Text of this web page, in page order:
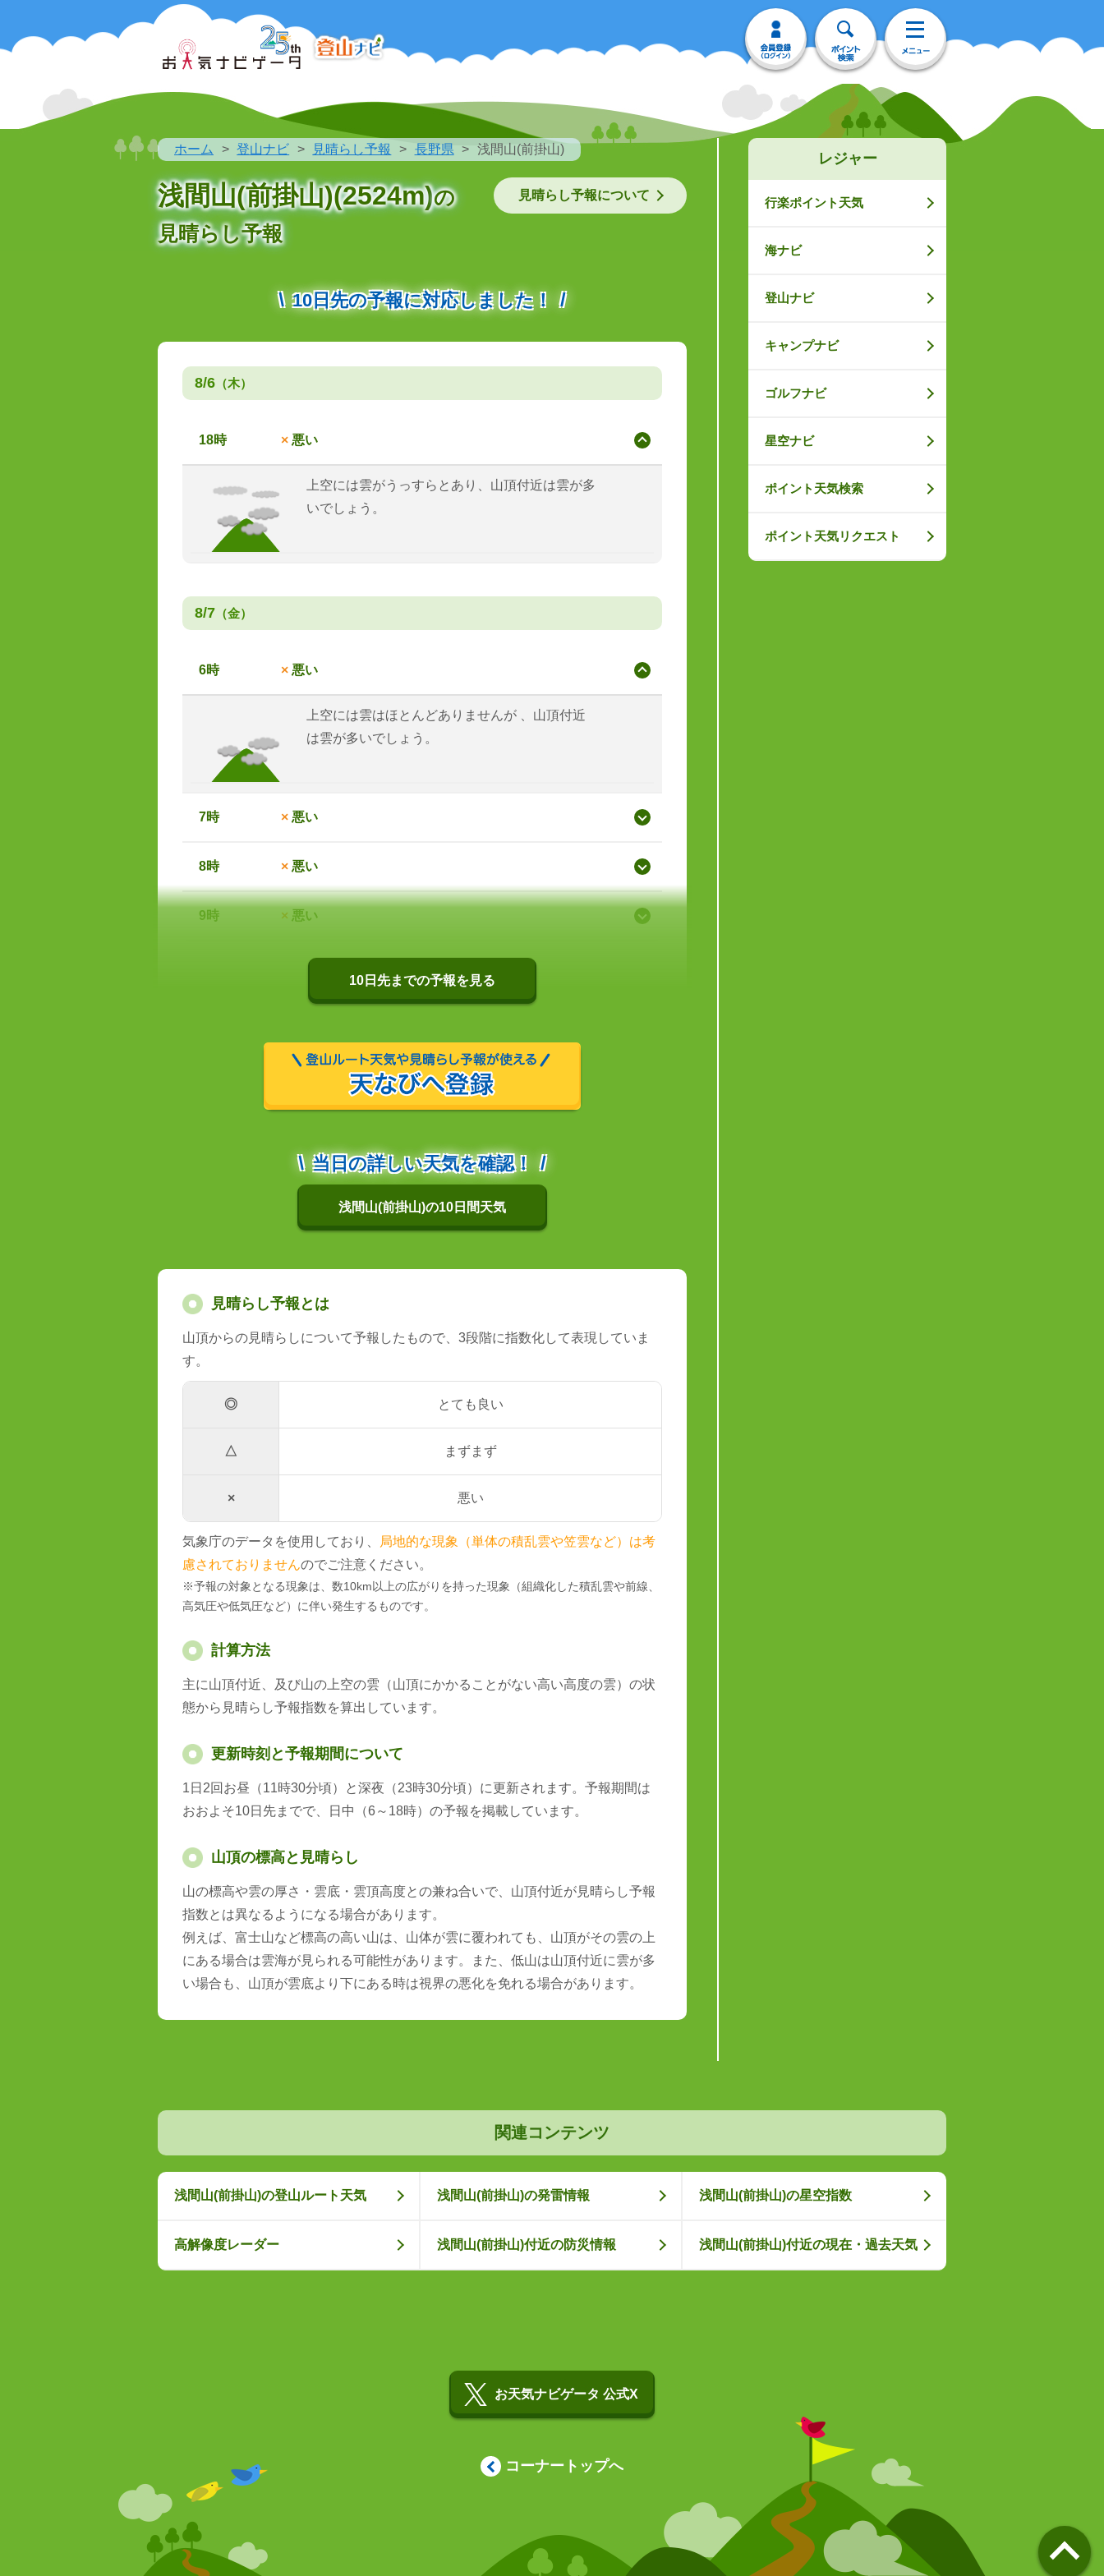
ホーム 登山ナビ 見晴らし予報 長野県 浅間山(前掛山)
浅間山(前掛山)(2524m)の
見晴らし予報
見晴らし予報について
10日先の予報に対応しました！
8/6 （木）
18時 × 悪い
上空には雲がうっすらとあり、山頂付近は雲が多
いでしょう。
8/7 （金）
6時 × 悪い
上空には雲はほとんどありませんが 、山頂付近
は雲が多いでしょう。
7時 × 悪い
8時 × 悪い
9時 × 悪い
10日先までの予報を見る
当日の詳しい天気を確認！
浅間山(前掛山)の10日間天気
見晴らし予報とは
山頂からの見晴らしについて予報したもので、3段階に指数化して表現していま
す。
◎ とても良い
△ まずまず
× 悪い
気象庁のデータを使用しており、
局地的な現象（単体の積乱雲や笠雲など）は考
慮されておりませんのでご注意ください。
※予報の対象となる現象は、数10km以上の広がりを持った現象（組織化した積乱雲や前線、
高気圧や低気圧など）に伴い発生するものです。
計算方法
主に山頂付近、及び山の上空の雲（山頂にかかることがない高い高度の雲）の状
態から見晴らし予報指数を算出しています。
更新時刻と予報期間について
1日2回お昼（11時30分頃）と深夜（23時30分頃）に更新されます。予報期間は
おおよそ10日先までで、日中（6～18時）の予報を掲載しています。
山頂の標高と見晴らし
山の標高や雲の厚さ・雲底・雲頂高度との兼ね合いで、山頂付近が見晴らし予報
指数とは異なるようになる場合があります。
例えば、富士山など標高の高い山は、山体が雲に覆われても、山頂がその雲の上
にある場合は雲海が見られる可能性があります。また、低山は山頂付近に雲が多
い場合も、山頂が雲底より下にある時は視界の悪化を免れる場合があります。
レジャー
行楽ポイント天気
海ナビ
登山ナビ
キャンプナビ
ゴルフナビ
星空ナビ
ポイント天気検索
ポイント天気リクエスト
関連コンテンツ
浅間山(前掛山)の登山ルート天気 浅間山(前掛山)の発雷情報 浅間山(前掛山)の星空指数
高解像度レーダー 浅間山(前掛山)付近の防災情報 浅間山(前掛山)付近の現在・過去天気
お天気ナビゲータ 公式X
コーナートップへ